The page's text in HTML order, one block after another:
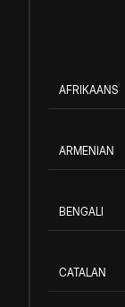
AFRIKAANS
ARMENIAN
BENGALI
CATALAN